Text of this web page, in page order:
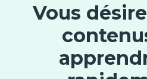
Vous